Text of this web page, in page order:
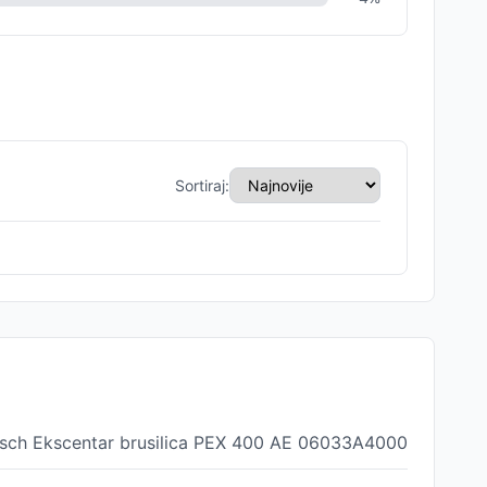
Sortiraj:
Ekscentar brusilica PEX 400 AE 06033A4000